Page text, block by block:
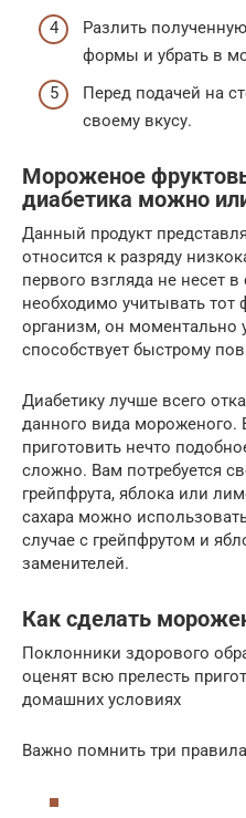
Разлить
формы и убрать в
Перед подачей на
своему вкусу.
Мороженое
диабетика можно
Данный продукт
относится к разряду
первого взгляда не несет
необходимо учитывать тот
организм, он моментально
способствует быстрому
Диабетику лучше всего
данного вида мороженого.
приготовить нечто
сложно. Вам потребуется
грейпфрута, яблока или
сахара можно
случае с грейпфрутом и
заменителей.
Как сделать
Поклонники здорового
оценят всю прелесть
домашних условиях
Важно помнить три